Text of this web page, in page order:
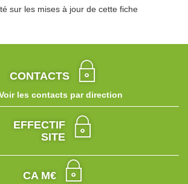
sur les mises à jour de cette fiche
CONTACTS
les contacts par direction
EFFECTIF
SITE
CA M€